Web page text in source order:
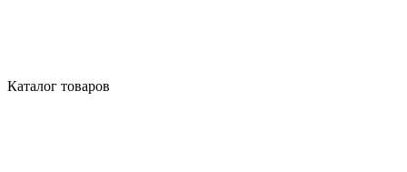
Каталог товаров